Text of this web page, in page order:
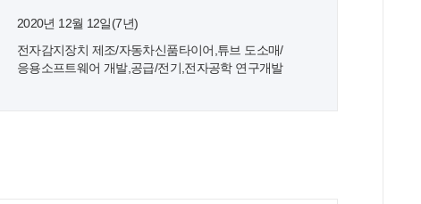
2020년 12월 12일(7년)
전자감지장치 제조/자동차신품타이어,튜브 도소매/
응용소프트웨어 개발,공급/전기,전자공학 연구개발